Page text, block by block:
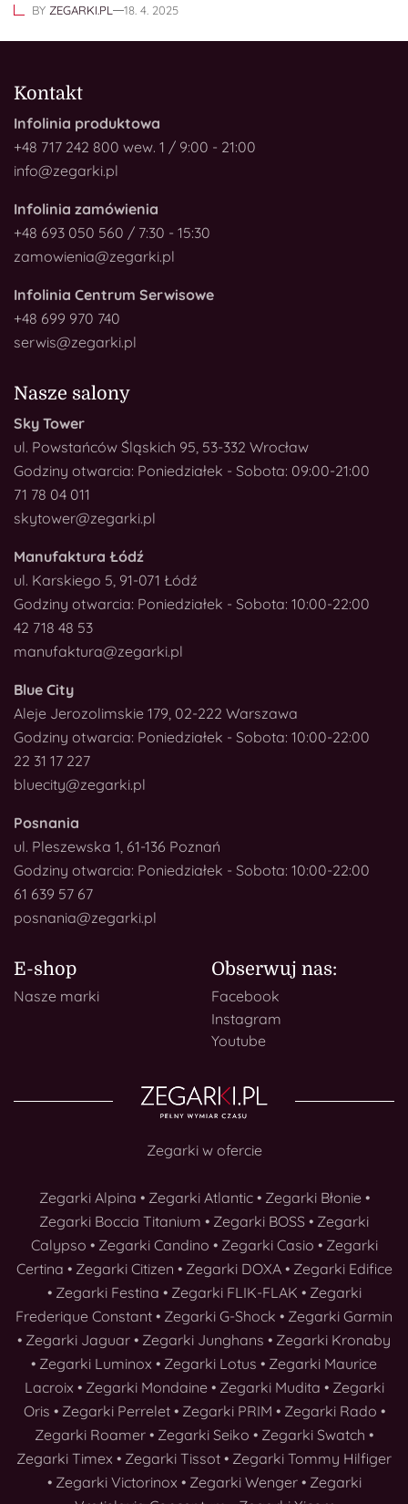
BY ZEGARKI.PL 18. 4. 2025
Kontakt
Infolinia produktowa
+48 717 242 800 wew. 1 / 9:00 - 21:00
info@zegarki.pl
Infolinia zamówienia
+48 693 050 560 / 7:30 - 15:30
zamowienia@zegarki.pl
Infolinia Centrum Serwisowe
+48 699 970 740
serwis@zegarki.pl
Nasze salony
Sky Tower
ul. Powstańców Śląskich 95, 53-332 Wrocław
Godziny otwarcia: Poniedziałek - Sobota: 09:00-21:00
71 78 04 011
skytower@zegarki.pl
Manufaktura Łódź
ul. Karskiego 5, 91-071 Łódź
Godziny otwarcia: Poniedziałek - Sobota: 10:00-22:00
42 718 48 53
manufaktura@zegarki.pl
Blue City
Aleje Jerozolimskie 179, 02-222 Warszawa
Godziny otwarcia: Poniedziałek - Sobota: 10:00-22:00
22 31 17 227
bluecity@zegarki.pl
Posnania
ul. Pleszewska 1, 61-136 Poznań
Godziny otwarcia: Poniedziałek - Sobota: 10:00-22:00
61 639 57 67
posnania@zegarki.pl
E-shop
Nasze marki
Obserwuj nas:
Facebook
Instagram
Youtube
Zegarki w ofercie
Zegarki Alpina • Zegarki Atlantic• Zegarki Błonie•
Zegarki Boccia Titanium • Zegarki BOSS • Zegarki
Calypso • Zegarki Candino • Zegarki Casio • Zegarki
Certina • Zegarki Citizen • Zegarki DOXA• Zegarki Edifice
• Zegarki Festina • Zegarki FLIK-FLAK • Zegarki
Frederique Constant • Zegarki G-Shock • Zegarki Garmin
• Zegarki Jaguar • Zegarki Junghans • Zegarki Kronaby
• Zegarki Luminox • Zegarki Lotus • Zegarki Maurice
Lacroix • Zegarki Mondaine• Zegarki Mudita • Zegarki
Oris • Zegarki Perrelet• Zegarki PRIM • Zegarki Rado •
Zegarki Roamer • Zegarki Seiko • Zegarki Swatch •
Zegarki Timex • Zegarki Tissot • Zegarki Tommy Hilfiger
• Zegarki Victorinox • Zegarki Wenger• Zegarki